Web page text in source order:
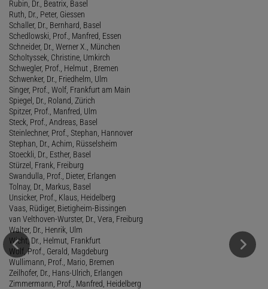
Rubin, Dr., Beatrix, Basel
Ruth, Dr., Peter, Giessen
Schaller, Dr., Bernhard, Basel
Schedlowski, Prof., Manfred, Essen
Schneider, Dr., Werner X., München
Scholtyssek, Christine, Umkirch
Schwegler, Prof., Helmut , Bremen
Schwenker, Dr., Friedhelm, Ulm
Singer, Prof., Wolf, Frankfurt am Main
Spiegel, Dr., Roland, Zürich
Spitzer, Prof., Manfred, Ulm
Steck, Prof., Andreas, Basel
Steinlechner, Prof., Stephan, Hannover
Stephan, Dr., Achim, Rüsselsheim
Stoeckli, Dr., Esther, Basel
Stürzel, Frank, Freiburg
Swandulla, Prof., Dieter, Erlangen
Tolnay, Dr., Markus, Basel
Unsicker, Prof., Klaus, Heidelberg
Vaas, Rüdiger, Bietigheim-Bissingen
van Velthoven-Wurster, Dr., Vera, Freiburg
Walter, Dr., Henrik, Ulm
Wicht, Dr., Helmut, Frankfurt
Wolf, Prof., Gerald, Magdeburg
Wullimann, Prof., Mario, Bremen
Zeilhofer, Dr., Hans-Ulrich, Erlangen
Zimmermann, Prof., Manfred, Heidelberg